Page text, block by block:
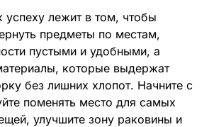
лежит в том, чтобы
предметы по местам,
пустыми и удобными, а
которые выдержат
без лишних хлопот. Начните с
поменять место для самых
улучшите зону раковины и